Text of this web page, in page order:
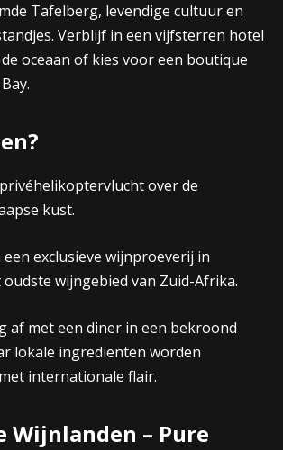
Tafelberg, levendige cultuur en
Verblijf in een vijfsterren hotel
oceaan of kies voor een boutique
over de
kust.
exclusieve wijnproeverij in
wijngebied van Zuid-Afrika.
met een diner in een bekroond
lokale ingrediënten worden
internationale flair.
Wijnlanden – Pure